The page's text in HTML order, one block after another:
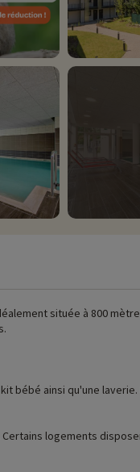
située à 800
bébé ainsi qu'une
logements